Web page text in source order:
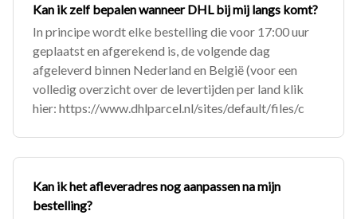
Kan ik zelf bepalen wanneer DHL bij mij langs komt?
In principe wordt elke bestelling die voor 17:00 uur
geplaatst en afgerekend is, de volgende dag
afgeleverd binnen Nederland en België (voor een
volledig overzicht over de levertijden per land klik
hier: https://www.dhlparcel.nl/sites/default/files/c
Kan ik het afleveradres nog aanpassen na mijn
bestelling?